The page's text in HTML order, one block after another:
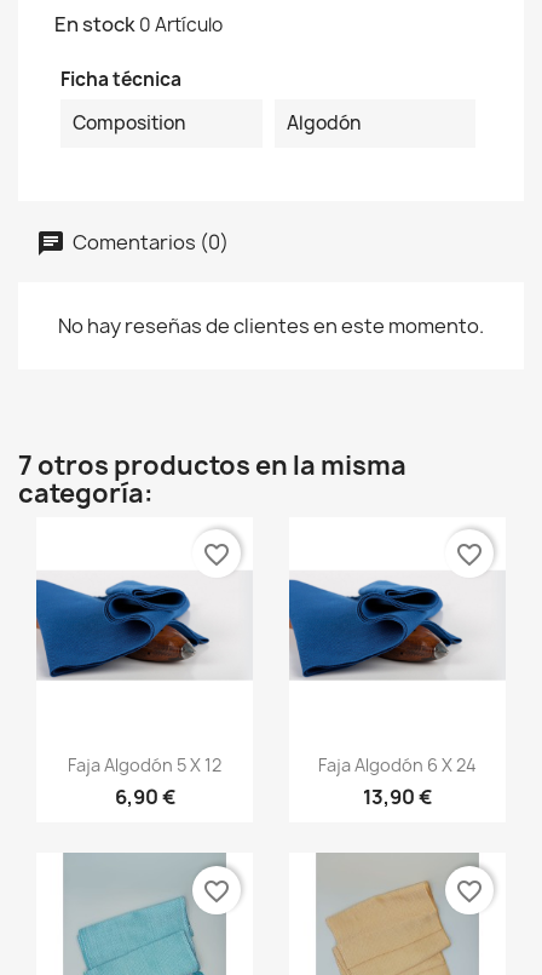
En stock0 Artículo
Ficha técnica
Composition
Algodón
Comentarios (0)
No hay reseñas de clientes en este momento.
7 otros productos en la misma
categoría:
Vista rápida
+20
Faja Algodón 5 X 12
6,90 €
favorite_border
Vista rápida
+20
Faja Algodón 6 X 24
13,90 €
favorite_border
favorite_border favorite_border